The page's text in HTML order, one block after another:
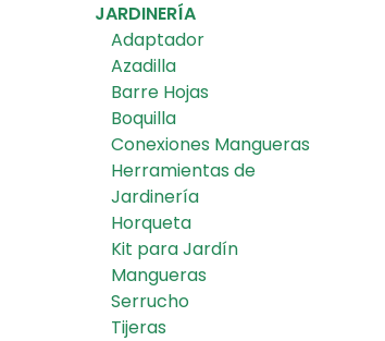
JARDINERÍA
Adaptador
Azadilla
Barre Hojas
Boquilla
Conexiones Mangueras
Herramientas de
Jardinería
Horqueta
Kit para Jardín
Mangueras
Serrucho
Tijeras